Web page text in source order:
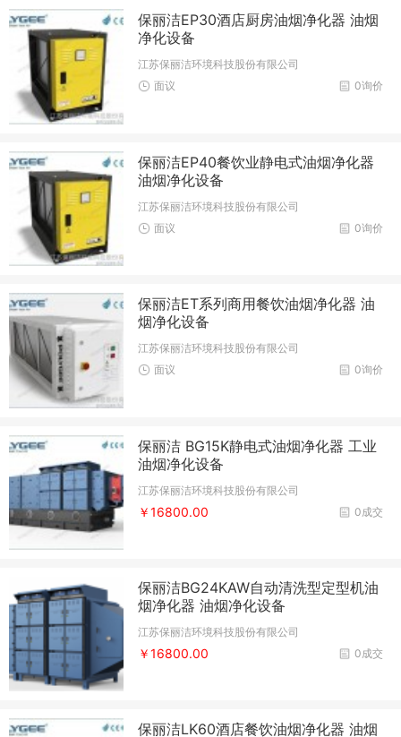
保丽洁EP30酒店厨房油烟净化器 油烟
净化设备
江苏保丽洁环境科技股份有限公司
0询价
面议
保丽洁EP40餐饮业静电式油烟净化器
油烟净化设备
江苏保丽洁环境科技股份有限公司
0询价
面议
保丽洁ET系列商用餐饮油烟净化器 油
烟净化设备
江苏保丽洁环境科技股份有限公司
0询价
面议
保丽洁 BG15K静电式油烟净化器 工业
油烟净化设备
江苏保丽洁环境科技股份有限公司
0成交
￥16800.00
保丽洁BG24KAW自动清洗型定型机油
烟净化器 油烟净化设备
江苏保丽洁环境科技股份有限公司
0成交
￥16800.00
保丽洁LK60酒店餐饮油烟净化器 油烟